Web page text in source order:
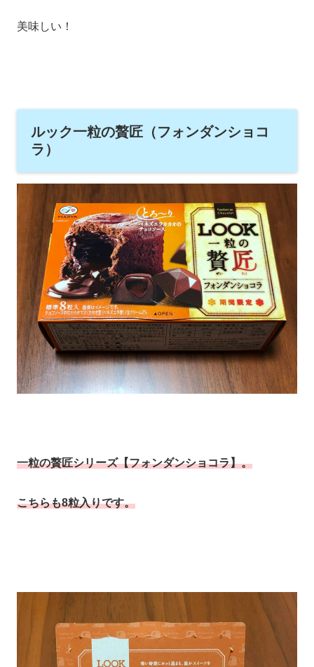
美味しい！
ルック一粒の贅匠（フォンダンショコ
ラ）
一粒の贅匠シリーズ【フォンダンショコラ】。
こちらも8粒入りです。